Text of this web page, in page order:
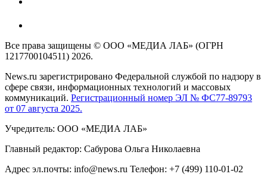
Все права защищены © ООО «МЕДИА ЛАБ» (ОГРН
1217700104511) 2026.
News.ru зарегистрировано Федеральной службой по надзору в
сфере связи, информационных технологий и массовых
коммуникаций. Регистрационный номер ЭЛ № ФС77-89793
от 07 августа 2025.
Учредитель: ООО «МЕДИА ЛАБ»
Главный редактор: Сабурова Ольга Николаевна
Адрес эл.почты: info@news.ru Телефон: +7 (499) 110-01-02